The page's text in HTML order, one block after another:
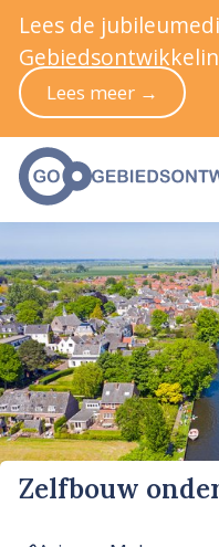
Zelfbouw
Lees de
Lees meer →